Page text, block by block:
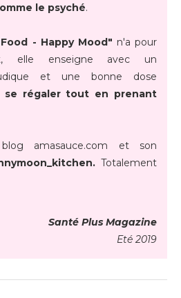
le psyché.
- Happy Mood" n'a pour
elle enseigne avec un
et une bonne dose
se régaler tout en prenant
amasauce.com et son
Totalement
Santé Plus Magazine
Eté 2019